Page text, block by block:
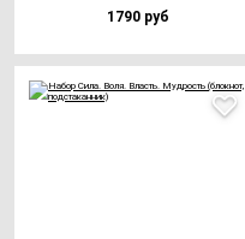
1790 руб